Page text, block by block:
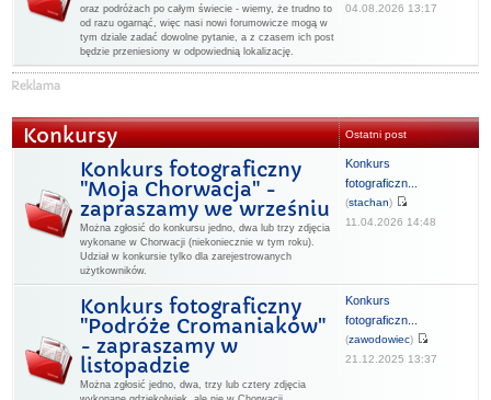
oraz podróżach po całym świecie - wiemy, że trudno to
od razu ogarnąć, więc nasi nowi forumowicze mogą w
tym dziale zadać dowolne pytanie, a z czasem ich post
będzie przeniesiony w odpowiednią lokalizację.
04.08.2026 13:17
Konkursy Ostatni post
Konkurs fotograficzny
"Moja Chorwacja" -
zapraszamy we wrześniu
Można zgłosić do konkursu jedno, dwa lub trzy zdjęcia
wykonane w Chorwacji (niekoniecznie w tym roku).
Udział w konkursie tylko dla zarejestrowanych
użytkowników.
Konkurs
fotograficzn...
(stachan)
11.04.2026 14:48
Konkurs fotograficzny
"Podróże Cromaniaków"
- zapraszamy w
listopadzie
Można zgłosić jedno, dwa, trzy lub cztery zdjęcia
Konkurs
fotograficzn...
(zawodowiec)
21.12.2025 13:37